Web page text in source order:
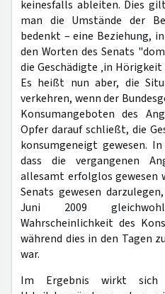
keinesfalls ableiten. Dies
man die Umstände der
bedenkt – eine Beziehung,
den Worten des Senats
die Geschädigte ‚in
Es heißt nun aber, die
verkehren, wenn der
Konsumangeboten des
Opfer darauf schließt, die
konsumgeneigt gewesen.
dass die vergangenen
allesamt erfolglos gewesen
Senats gewesen
Juni 2009
Wahrscheinlichkeit des
während dies in den Tagen
war.
Im Ergebnis wirkt